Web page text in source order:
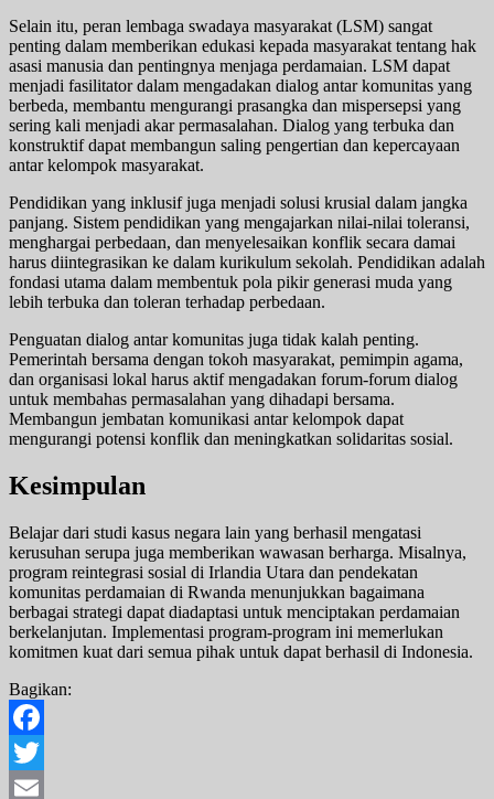
Selain itu, peran lembaga swadaya masyarakat (LSM) sangat
penting dalam memberikan edukasi kepada masyarakat tentang hak
asasi manusia dan pentingnya menjaga perdamaian. LSM dapat
menjadi fasilitator dalam mengadakan dialog antar komunitas yang
berbeda, membantu mengurangi prasangka dan mispersepsi yang
sering kali menjadi akar permasalahan. Dialog yang terbuka dan
konstruktif dapat membangun saling pengertian dan kepercayaan
antar kelompok masyarakat.
Pendidikan yang inklusif juga menjadi solusi krusial dalam jangka
panjang. Sistem pendidikan yang mengajarkan nilai-nilai toleransi,
menghargai perbedaan, dan menyelesaikan konflik secara damai
harus diintegrasikan ke dalam kurikulum sekolah. Pendidikan adalah
fondasi utama dalam membentuk pola pikir generasi muda yang
lebih terbuka dan toleran terhadap perbedaan.
Penguatan dialog antar komunitas juga tidak kalah penting.
Pemerintah bersama dengan tokoh masyarakat, pemimpin agama,
dan organisasi lokal harus aktif mengadakan forum-forum dialog
untuk membahas permasalahan yang dihadapi bersama.
Membangun jembatan komunikasi antar kelompok dapat
mengurangi potensi konflik dan meningkatkan solidaritas sosial.
Kesimpulan
Belajar dari studi kasus negara lain yang berhasil mengatasi
kerusuhan serupa juga memberikan wawasan berharga. Misalnya,
program reintegrasi sosial di Irlandia Utara dan pendekatan
komunitas perdamaian di Rwanda menunjukkan bagaimana
berbagai strategi dapat diadaptasi untuk menciptakan perdamaian
berkelanjutan. Implementasi program-program ini memerlukan
komitmen kuat dari semua pihak untuk dapat berhasil di Indonesia.
Bagikan:
Facebook
Twitter